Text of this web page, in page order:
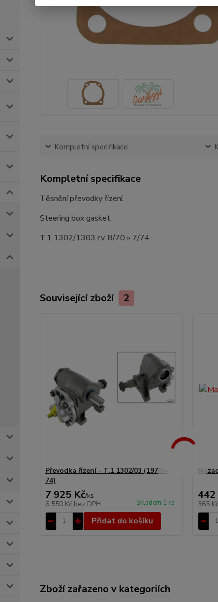
Kompletní specifikace
Kompletní specifikace
Těsnění převodky řízení.
Steering box gasket.
T.1 1302/1303 r.v. 8/70 » 7/74
Související zboží 2
Převodka řízení - T.1 1302/03 (1970 »
74)
7 925 Kč/ks
6 550 Kč bez DPH Skladem 1 ks
Přidat do košíku
442
365 Kč
Zboží zařazeno v kategoriích